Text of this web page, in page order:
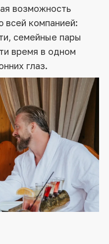
возможность
всей компанией:
семейные пары
время в одном
глаз.